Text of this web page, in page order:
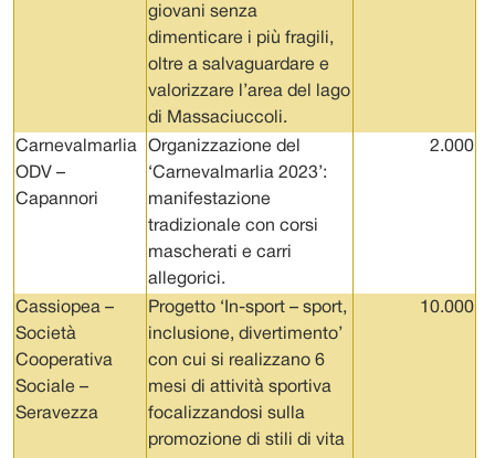
giovani senza
dimenticare i più fragili,
oltre a salvaguardare e
valorizzare l’area del lago
di Massaciuccoli.
Carnevalmarlia
ODV –
Capannori
Organizzazione del
‘Carnevalmarlia 2023’:
manifestazione
tradizionale con corsi
mascherati e carri
allegorici.
2.000
Cassiopea –
Società
Cooperativa
Sociale –
Seravezza
Progetto ‘In-sport – sport,
inclusione, divertimento’
con cui si realizzano 6
mesi di attività sportiva
focalizzandosi sulla
promozione di stili di vita
10.000